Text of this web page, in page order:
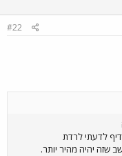
#22
לדעתי לרדת